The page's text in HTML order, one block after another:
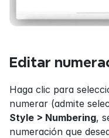
Editar
Haga clic para
numerar (admite
Style > Numbering,
numeración que